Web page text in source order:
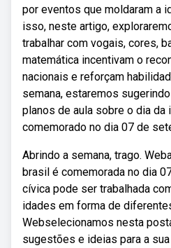
por eventos que moldaram a
isso, neste artigo,
trabalhar com vogais, cores,
matemática incentivam o
nacionais e reforçam
semana, estaremos
planos de aula sobre o dia da
comemorado no dia 07 de
Abrindo a semana, trago.
brasil é comemorada no dia
cívica pode ser trabalhada
idades em forma de
Webselecionamos nesta
sugestões e ideias para a